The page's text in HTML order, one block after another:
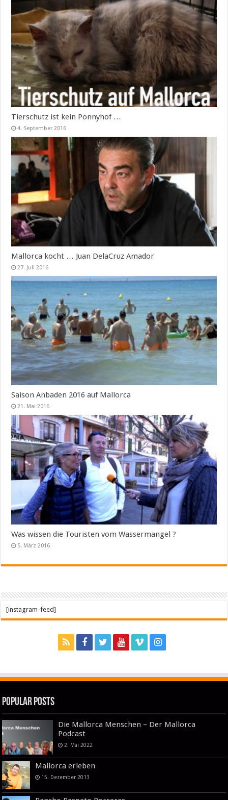
Tierschutz ist kein Ponnyhof …
4. September 2016
Mallorca kocht … Juan DelaCruz Amador
27. Juli 2016
Saison Anbaden 2016 auf Mallorca
21. Mai 2016
Was wissen die Touristen vom Wassermangel ?
5. März 2016
[instagram-feed]
Popular Posts
Die Mallorca Menschen – Der Mallorca
Podcast
2. Mai 2022
Mallorca erleben
15. Dezember 2013